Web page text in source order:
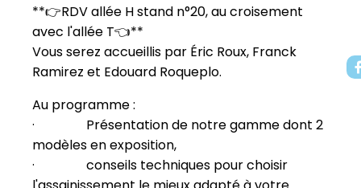
**👉RDV allée H stand n°20, au croisement
avec l'allée T👈**
Vous serez accueillis par Éric Roux, Franck
Ramirez et Edouard Roqueplo.
Au programme :
· Présentation de notre gamme dont 2
modèles en exposition,
· conseils techniques pour choisir